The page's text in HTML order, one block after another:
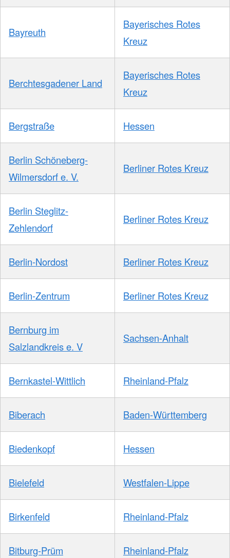
Bayreuth
Bayerisches Rotes
Kreuz
Berchtesgadener Land
Bayerisches Rotes
Kreuz
Bergstraße Hessen
Berlin Schöneberg-
Wilmersdorf e. V.
Berliner Rotes Kreuz
Berlin Steglitz-
Zehlendorf
Berliner Rotes Kreuz
Berlin-Nordost Berliner Rotes Kreuz
Berlin-Zentrum Berliner Rotes Kreuz
Bernburg im
Salzlandkreis e. V
Sachsen-Anhalt
Bernkastel-Wittlich Rheinland-Pfalz
Biberach Baden-Württemberg
Biedenkopf Hessen
Bielefeld Westfalen-Lippe
Birkenfeld Rheinland-Pfalz
Bitburg-Prüm Rheinland-Pfalz